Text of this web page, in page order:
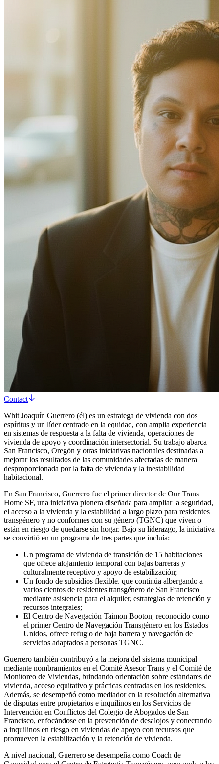
Contact
Whit Joaquín Guerrero (él) es un estratega de vivienda con dos
espíritus y un líder centrado en la equidad, con amplia experiencia
en sistemas de respuesta a la falta de vivienda, operaciones de
vivienda de apoyo y coordinación intersectorial. Su trabajo abarca
San Francisco, Oregón y otras iniciativas nacionales destinadas a
mejorar los resultados de las comunidades afectadas de manera
desproporcionada por la falta de vivienda y la inestabilidad
habitacional.
En San Francisco, Guerrero fue el primer director de Our Trans
Home SF, una iniciativa pionera diseñada para ampliar la seguridad,
el acceso a la vivienda y la estabilidad a largo plazo para residentes
transgénero y no conformes con su género (TGNC) que viven o
están en riesgo de quedarse sin hogar. Bajo su liderazgo, la iniciativa
se convirtió en un programa de tres partes que incluía:
Un programa de vivienda de transición de 15 habitaciones
que ofrece alojamiento temporal con bajas barreras y
culturalmente receptivo y apoyo de estabilización;
Un fondo de subsidios flexible, que continúa albergando a
varios cientos de residentes transgénero de San Francisco
mediante asistencia para el alquiler, estrategias de retención y
recursos integrales;
El Centro de Navegación Taimon Booton, reconocido como
el primer Centro de Navegación Transgénero en los Estados
Unidos, ofrece refugio de baja barrera y navegación de
servicios adaptados a personas TGNC.
Guerrero también contribuyó a la mejora del sistema municipal
mediante nombramientos en el Comité Asesor Trans y el Comité de
Monitoreo de Viviendas, brindando orientación sobre estándares de
vivienda, acceso equitativo y prácticas centradas en los residentes.
Además, se desempeñó como mediador en la resolución alternativa
de disputas entre propietarios e inquilinos en los Servicios de
Intervención en Conflictos del Colegio de Abogados de San
Francisco, enfocándose en la prevención de desalojos y conectando
a inquilinos en riesgo en viviendas de apoyo con recursos que
promueven la estabilización y la retención de vivienda.
A nivel nacional, Guerrero se desempeña como Coach de